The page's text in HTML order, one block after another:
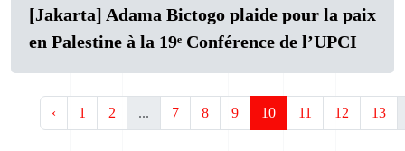
[Jakarta] Adama Bictogo plaide pour la paix
en Palestine à la 19ᵉ Conférence de l’UPCI
‹ 1 2 ... 7 8 9 10 11 12 13